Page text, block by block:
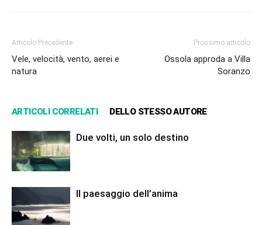
Articolo Precedente
Vele, velocità, vento, aerei e
natura
Prossimo articolo
Ossola approda a Villa
Soranzo
ARTICOLI CORRELATI DELLO STESSO AUTORE
Due volti, un solo destino
Il paesaggio dell’anima